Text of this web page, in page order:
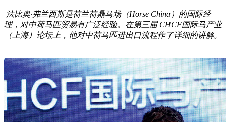
法比奥·弗兰西斯是荷兰荷鼎马场（Horse China）的国际经
理，对中荷马匹贸易有广泛经验。在第三届 CHCF国际马产业
（上海）论坛上，他对中荷马匹进出口流程作了详细的讲解。